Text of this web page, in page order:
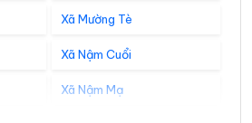
Xã Mường Tè
Xã Nậm Cuổi
Xã Nậm Mạ